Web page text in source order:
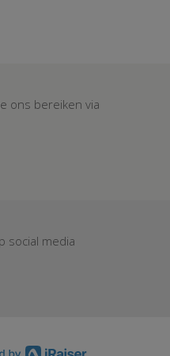
ons bereiken via
social media